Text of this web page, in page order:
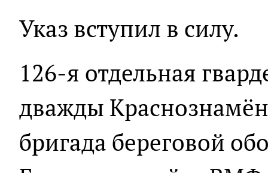
Указ вступил в силу.
126-я отдельная
дважды
бригада береговой